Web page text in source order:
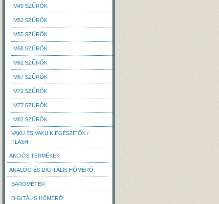
M49 SZŰRŐK
M52 SZŰRŐK
M55 SZŰRŐK
M58 SZŰRŐK
M62 SZŰRŐK
M67 SZŰRŐK
M72 SZŰRŐK
M77 SZŰRŐK
M82 SZŰRŐK
VAKU ÉS VAKU KIEGÉSZÍTŐK /
FLASH
AKCIÓS TERMÉKEK
ANALÓG ÉS DIGITÁLIS HŐMÉRŐ
BAROMÉTER
DIGITÁLIS HŐMÉRŐ